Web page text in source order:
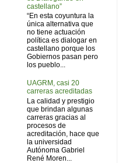
castellano”
“En esta coyuntura la
única alternativa que
no tiene actuación
política es dialogar en
castellano porque los
Gobiernos pasan pero
los pueblo...
UAGRM, casi 20
carreras acreditadas
La calidad y prestigio
que brindan algunas
carreras gracias al
procesos de
acreditación, hace que
la universidad
Autónoma Gabriel
René Moren...